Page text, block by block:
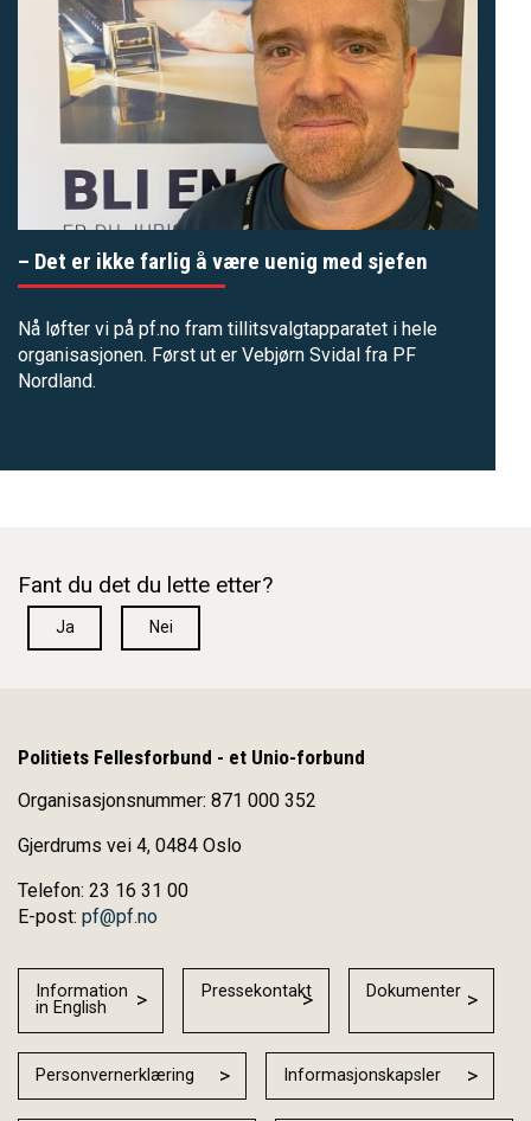
– Det er ikke farlig å være uenig med sjefen
Nå løfter vi på pf.no fram tillitsvalgtapparatet i hele
organisasjonen. Først ut er Vebjørn Svidal fra PF
Nordland.
Fant du det du lette etter?
Ja Nei
Politiets Fellesforbund - et Unio-forbund
Organisasjonsnummer: 871 000 352
Gjerdrums vei 4, 0484 Oslo
Telefon: 23 16 31 00
E-post: pf@pf.no
Information
in English
Pressekontakt Dokumenter
Personvernerklæring Informasjonskapsler